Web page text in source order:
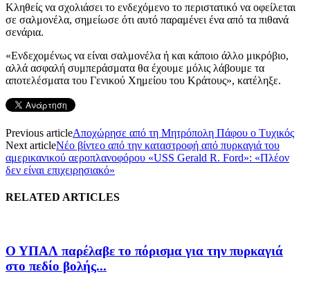
Κληθείς να σχολιάσει το ενδεχόμενο το περιστατικό να οφείλεται
σε σαλμονέλα, σημείωσε ότι αυτό παραμένει ένα από τα πιθανά
σενάρια.
«Ενδεχομένως να είναι σαλμονέλα ή και κάποιο άλλο μικρόβιο,
αλλά ασφαλή συμπεράσματα θα έχουμε μόλις λάβουμε τα
αποτελέσματα του Γενικού Χημείου του Κράτους», κατέληξε.
Previous articleΑποχώρησε από τη Μητρόπολη Πάφου ο Τυχικός
Next articleΝέο βίντεο από την καταστροφή από πυρκαγιά του
αμερικανικού αεροπλανοφόρου «USS Gerald R. Ford»: «Πλέον
δεν είναι επιχειρησιακό»
RELATED ARTICLES
Ο ΥΠΑΛ παρέλαβε το πόρισμα για την πυρκαγιά
στο πεδίο βολής...